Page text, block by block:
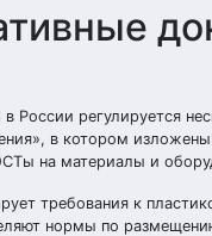
в России регулируется
в котором
на материалы и
требования к
нормы по